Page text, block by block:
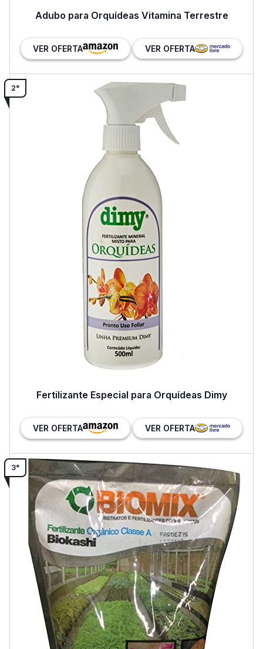
Adubo para Orquídeas Vitamina Terrestre
VER OFERTA VER OFERTA
2°
Fertilizante Especial para Orquídeas Dimy
VER OFERTA VER OFERTA
3°